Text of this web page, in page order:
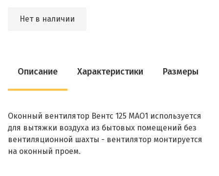
Нет в наличии
Описание Характеристики Размеры
Оконный вентилятор Вентс 125 МАО1 используется
для вытяжки воздуха из бытовых помещений без
вентиляционной шахты - вентилятор монтируется
на оконный проем.